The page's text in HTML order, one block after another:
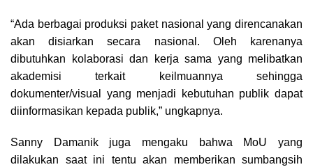
“Ada berbagai produksi paket nasional yang direncanakan
akan disiarkan secara nasional. Oleh karenanya
dibutuhkan kolaborasi dan kerja sama yang melibatkan
akademisi terkait keilmuannya sehingga
dokumenter/visual yang menjadi kebutuhan publik dapat
diinformasikan kepada publik,” ungkapnya.
Sanny Damanik juga mengaku bahwa MoU yang
dilakukan saat ini tentu akan memberikan sumbangsih